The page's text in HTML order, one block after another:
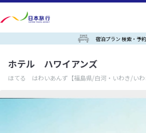
宿泊プラン 検索・予約
ホテル ハワイアンズ
ほてる はわいあんず 【福島県/白河・いわき/いわ